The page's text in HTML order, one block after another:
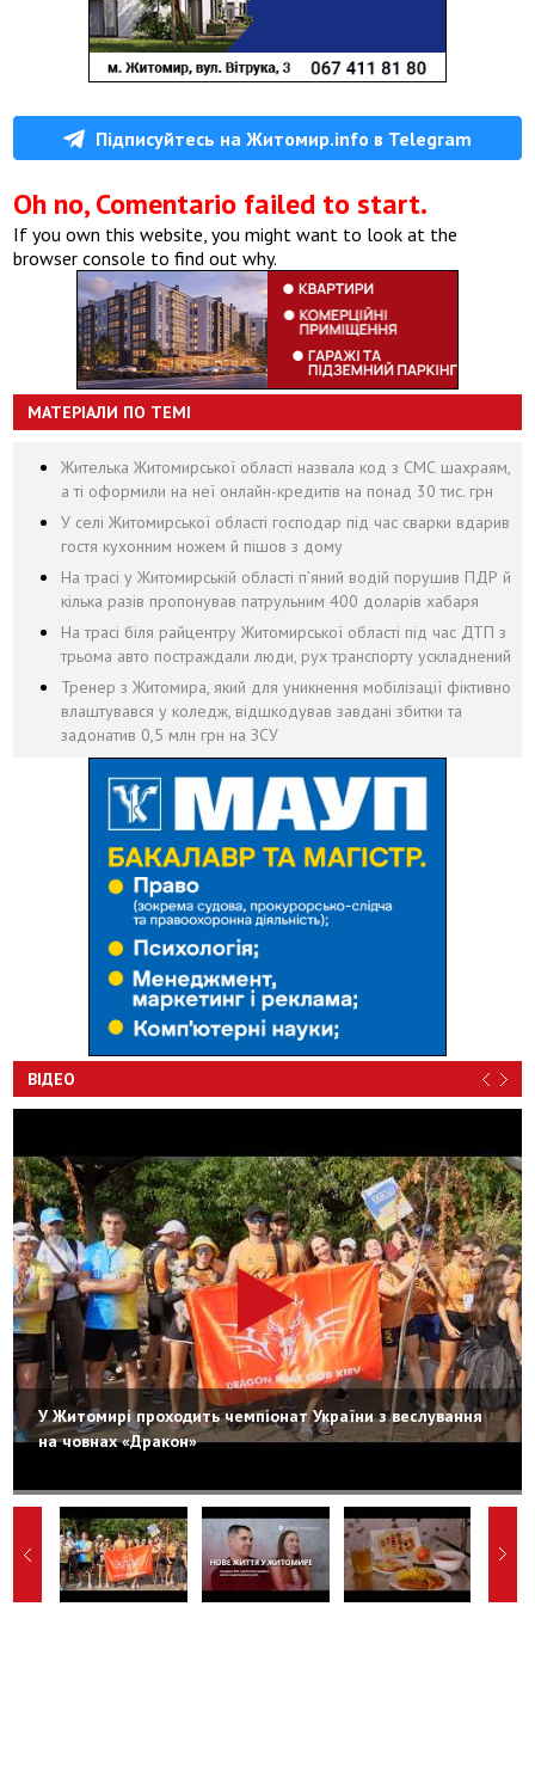
Підписуйтесь на Житомир.info в Telegram
Oh no, Comentario failed to start.
If you own this website, you might want to look at the
browser console to find out why.
МАТЕРІАЛИ ПО ТЕМІ
Жителька Житомирської області назвала код з СМС шахраям,
а ті оформили на неї онлайн-кредитів на понад 30 тис. грн
У селі Житомирської області господар під час сварки вдарив
гостя кухонним ножем й пішов з дому
На трасі у Житомирській області п’яний водій порушив ПДР й
кілька разів пропонував патрульним 400 доларів хабаря
На трасі біля райцентру Житомирської області під час ДТП з
трьома авто постраждали люди, рух транспорту ускладнений
Тренер з Житомира, який для уникнення мобілізації фіктивно
влаштувався у коледж, відшкодував завдані збитки та
задонатив 0,5 млн грн на ЗСУ
ВІДЕО
У Житомирі проходить чемпіонат України з веслування
на човнах «Дракон»